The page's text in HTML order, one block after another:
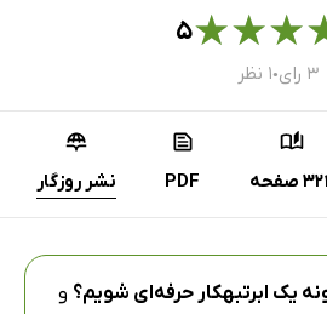
★
★
★۵
۳ رای ● ۱ نظر
صفحه PDF نشر روزگار
یک ابرتبهکار حرفه‌ای شویم؟ و